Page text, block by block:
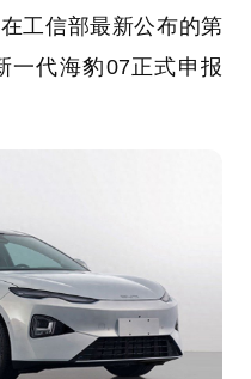
工信部最新公布的第
一代海豹07正式申报